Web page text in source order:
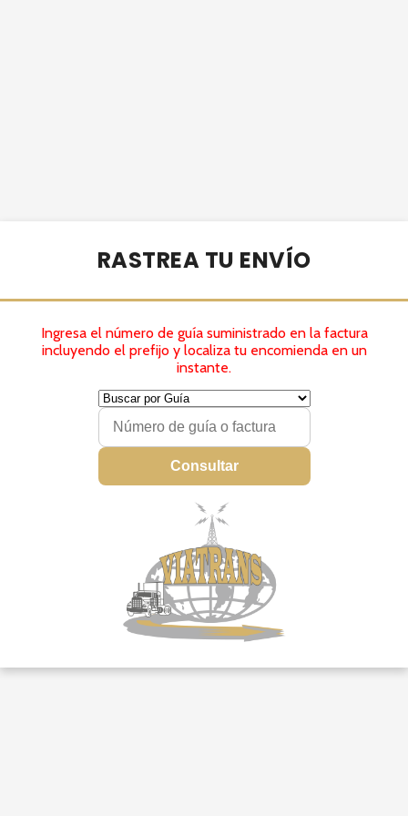
RASTREA TU ENVÍO
Ingresa el número de guía suministrado en la factura
incluyendo el prefijo y localiza tu encomienda en un
instante.
Consultar